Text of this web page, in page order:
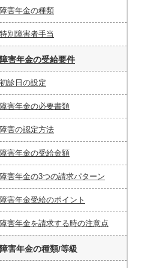
障害年金の種類
特別障害者手当
障害年金の受給要件
初診日の設定
障害年金の必要書類
障害の認定方法
障害年金の受給金額
障害年金の3つの請求パターン
障害年金受給のポイント
障害年金を請求する時の注意点
障害年金の種類/等級